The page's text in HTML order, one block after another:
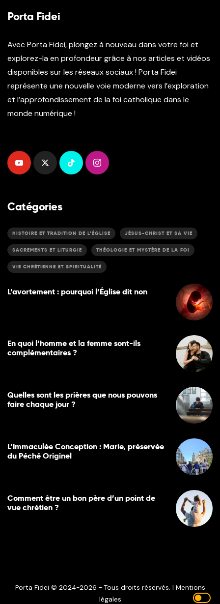
Porta Fidei
Avec Porta Fidei, plongez à nouveau dans votre foi et
explorez-la en profondeur grâce à nos articles et vidéos
disponibles sur les réseaux sociaux ! Porta Fidei
représente une nouvelle voie moderne vers l’exploration
et l’approfondissement de la foi catholique dans le
monde numérique !
Catégories
HISTOIRE ET TRADITION DE L’ÉGLISE JÉSUS-CHRIST ET SA VIE
SACREMENTS ET LITURGIE THÉOLOGIE ET MYSTÈRE DE LA FOI
VIE CHRÉTIENNE ET SPIRITUALITÉ
L’avortement : pourquoi l’Église dit non
En quoi l’homme et la femme sont-ils
complémentaires ?
Quelles sont les prières que nous pouvons
faire chaque jour ?
L’Immaculée Conception : Marie, préservée
du Péché Originel
Comment être un bon père d’un point de
vue chrétien ?
Porta Fidei © 2024-2026 - Tous droits réservés. | Mentions
légales